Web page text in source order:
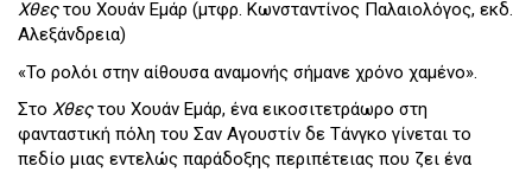
Χθεςτου Χουάν Εμάρ (μτφρ. Κωνσταντίνος Παλαιολόγος, εκδ.
Αλεξάνδρεια)
«Το ρολόι στην αίθουσα αναμονής σήμανε χρόνο χαμένο».
Στο Χθεςτου Χουάν Εμάρ, ένα εικοσιτετράωρο στη
φανταστική πόλη του Σαν Αγουστίν δε Τάνγκο γίνεται το
πεδίο μιας εντελώς παράδοξης περιπέτειας που ζει ένα